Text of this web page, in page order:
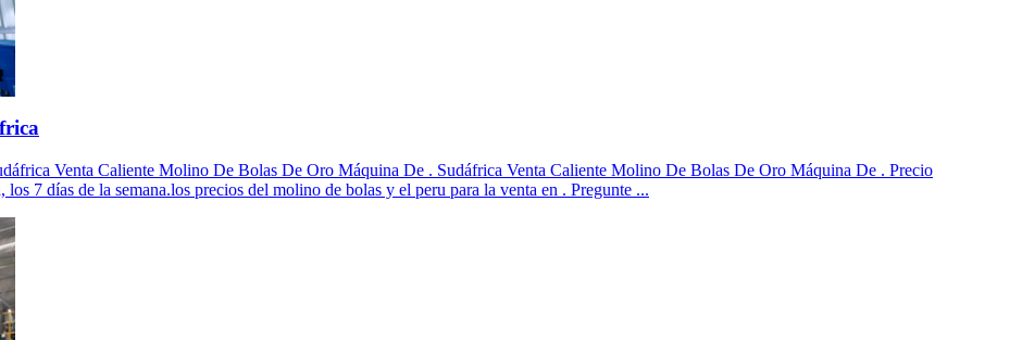
Venta Caliente Molino De Bolas De Oro Máquina De . Sudáfrica Venta Caliente Molino De Bolas De Oro Máquina De . Precio
7 días de la semana.los precios del molino de bolas y el peru para la venta en . Pregunte ...